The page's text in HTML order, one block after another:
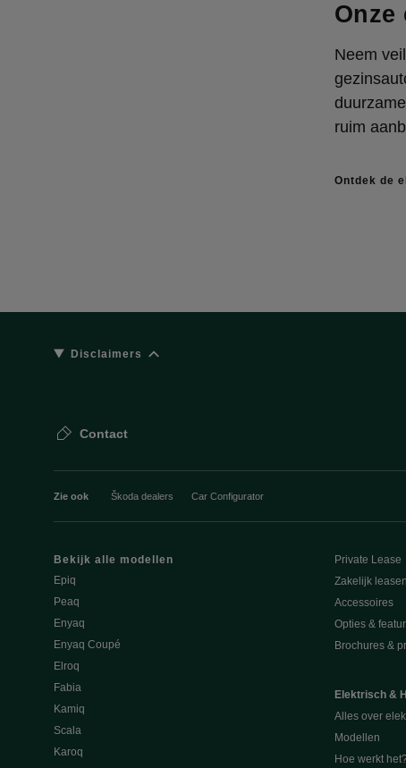
Neem
ruim
Ontdek de
Disclaimers
Contact
Zie ook Škoda dealers Car Configurator
Bekijk alle modellen
Epiq
Peaq
Enyaq
Enyaq Coupé
Elroq
Fabia
Kamiq
Scala
Karoq
Private Lease
Zakelijk leasen
Accessoires
Opties &
Brochures &
Elektrisch &
Alles over
Modellen
Hoe werkt het?